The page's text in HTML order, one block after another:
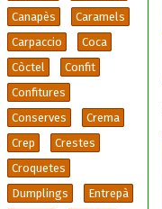
Canapès
Caramels
Carpaccio
Coca
Còctel
Confit
Confitures
Conserves
Crema
Crep
Crestes
Croquetes
Dumplings
Entrepà